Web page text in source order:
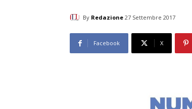
By Redazione 27 Settembre 2017
Facebook X